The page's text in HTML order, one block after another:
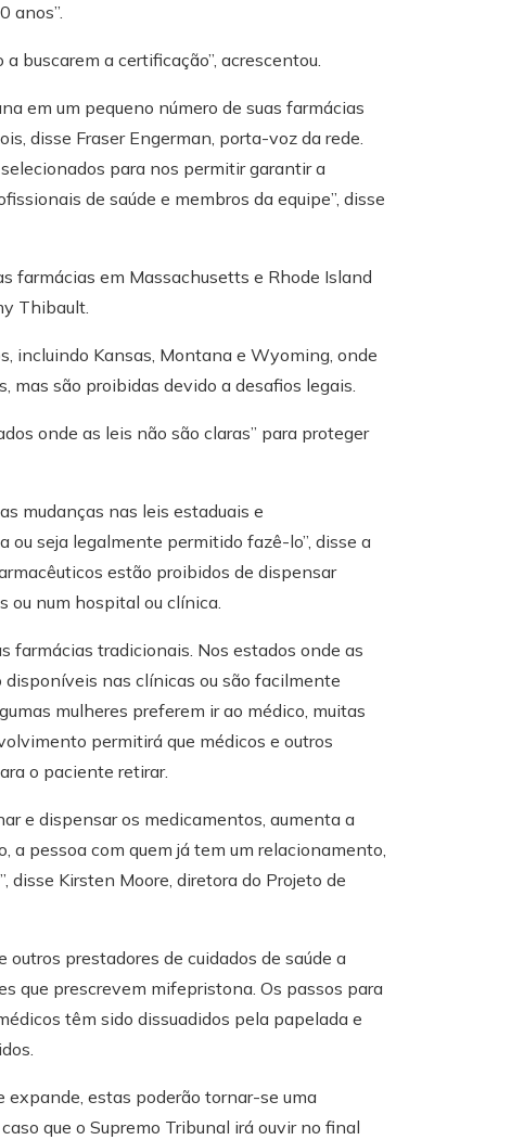
anos”.
buscarem a certificação”, acrescentou.
em um pequeno número de suas farmácias
disse Fraser Engerman, porta-voz da rede.
para nos permitir garantir a
de saúde e membros da equipe”, disse
farmácias em Massachusetts e Rhode Island
Thibault.
incluindo Kansas, Montana e Wyoming, onde
mas são proibidas devido a desafios legais.
onde as leis não são claras” para proteger
mudanças nas leis estaduais e
seja legalmente permitido fazê-lo”, disse a
estão proibidos de dispensar
ou num hospital ou clínica.
farmácias tradicionais. Nos estados onde as
nas clínicas ou são facilmente
mulheres preferem ir ao médico, muitas
permitirá que médicos e outros
o paciente retirar.
e dispensar os medicamentos, aumenta a
a pessoa com quem já tem um relacionamento,
disse Kirsten Moore, diretora do Projeto de
prestadores de cuidados de saúde a
que prescrevem mifepristona. Os passos para
têm sido dissuadidos pela papelada e
estas poderão tornar-se uma
que o Supremo Tribunal irá ouvir no final